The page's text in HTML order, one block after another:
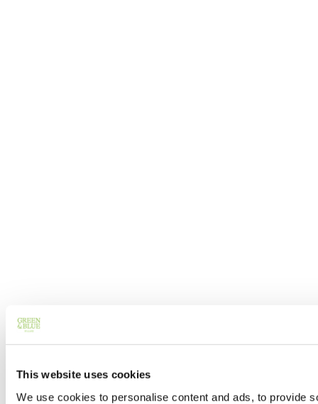
This website uses cookies
We use cookies to personalise content and ads, to provide